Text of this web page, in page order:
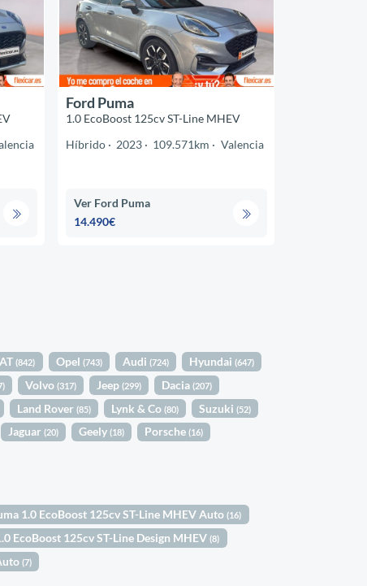
Ford Puma
1.0 EcoBoost 125cv ST-Line MHEV
Híbrido
2023 109.571km Valencia
Ver Ford Puma
14.490€
(842) Opel (743) Audi (724) Hyundai (647)
Volvo (317) Jeep (299) Dacia(207)
Land Rover (85) Lynk & Co (80) Suzuki (52)
Jaguar (20) Geely (18) Porsche (16)
1.0 EcoBoost 125cv ST-Line MHEV Auto(16)
EcoBoost 125cv ST-Line Design MHEV(8)
(7)